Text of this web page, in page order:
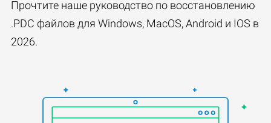
Прочтите наше руководство по восстановлению
.PDC файлов для Windows, MacOS, Android и IOS в
2026.